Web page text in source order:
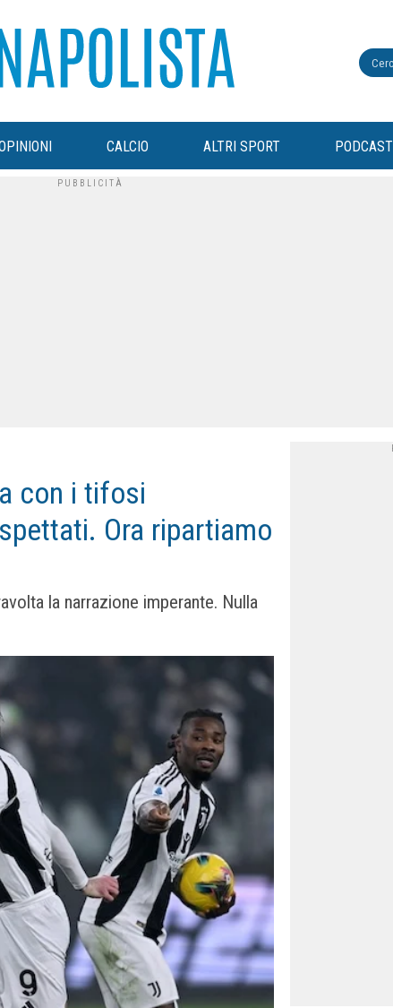
CALCIO ALTRI SPORT PODCAST
con i tifosi
Ora ripartiamo
la narrazione imperante. Nulla